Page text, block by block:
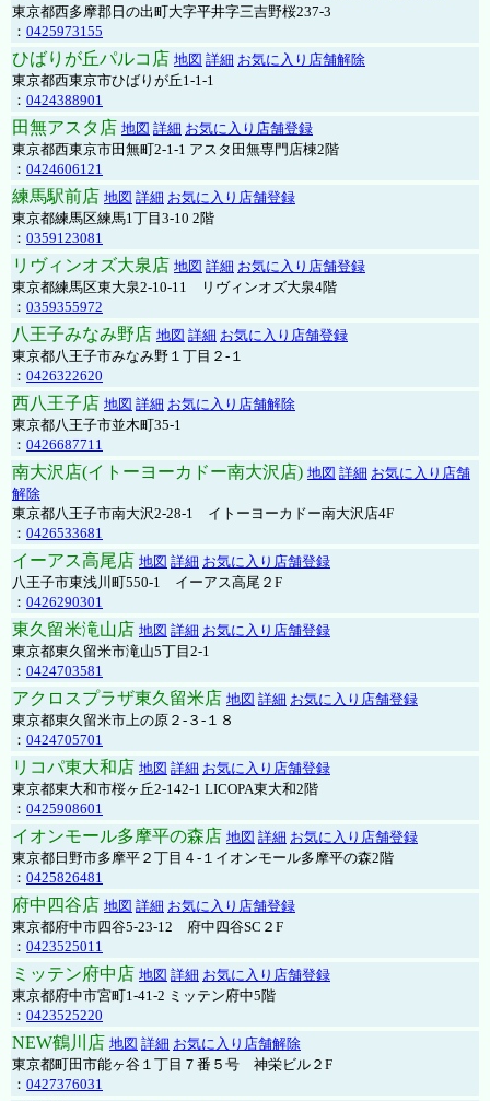
東京都西多摩郡日の出町大字平井字三吉野桜237-3
： 0425973155
ひばりが丘パルコ店 地図 詳細 お気に入り店舗解除
東京都西東京市ひばりが丘1-1-1
： 0424388901
田無アスタ店 地図 詳細 お気に入り店舗登録
東京都西東京市田無町2-1-1 アスタ田無専門店棟2階
： 0424606121
練馬駅前店 地図 詳細 お気に入り店舗登録
東京都練馬区練馬1丁目3-10 2階
： 0359123081
リヴィンオズ大泉店 地図 詳細 お気に入り店舗登録
東京都練馬区東大泉2-10-11 リヴィンオズ大泉4階
： 0359355972
八王子みなみ野店 地図 詳細 お気に入り店舗登録
東京都八王子市みなみ野１丁目２-１
： 0426322620
西八王子店 地図 詳細 お気に入り店舗解除
東京都八王子市並木町35-1
： 0426687711
南大沢店(イトーヨーカドー南大沢店) 地図 詳細 お気に入り店舗
解除
東京都八王子市南大沢2-28-1 イトーヨーカドー南大沢店4F
： 0426533681
イーアス高尾店 地図 詳細 お気に入り店舗登録
八王子市東浅川町550-1 イーアス高尾２F
： 0426290301
東久留米滝山店 地図 詳細 お気に入り店舗登録
東京都東久留米市滝山5丁目2-1
： 0424703581
アクロスプラザ東久留米店 地図 詳細 お気に入り店舗登録
東京都東久留米市上の原２-３-１８
： 0424705701
リコパ東大和店 地図 詳細 お気に入り店舗登録
東京都東大和市桜ヶ丘2-142-1 LICOPA東大和2階
： 0425908601
イオンモール多摩平の森店 地図 詳細 お気に入り店舗登録
東京都日野市多摩平２丁目４-１イオンモール多摩平の森2階
： 0425826481
府中四谷店 地図 詳細 お気に入り店舗登録
東京都府中市四谷5-23-12 府中四谷SC２F
： 0423525011
ミッテン府中店 地図 詳細 お気に入り店舗登録
東京都府中市宮町1-41-2 ミッテン府中5階
： 0423525220
NEW鶴川店 地図 詳細 お気に入り店舗解除
東京都町田市能ヶ谷１丁目７番５号 神栄ビル２F
： 0427376031